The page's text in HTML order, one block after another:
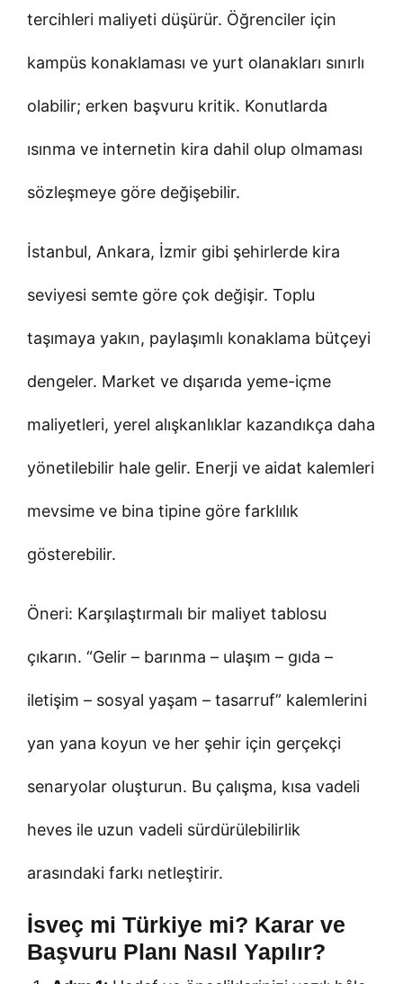
tercihleri maliyeti düşürür. Öğrenciler için
kampüs konaklaması ve yurt olanakları sınırlı
olabilir; erken başvuru kritik. Konutlarda
ısınma ve internetin kira dahil olup olmaması
sözleşmeye göre değişebilir.
İstanbul, Ankara, İzmir gibi şehirlerde kira
seviyesi semte göre çok değişir. Toplu
taşımaya yakın, paylaşımlı konaklama bütçeyi
dengeler. Market ve dışarıda yeme-içme
maliyetleri, yerel alışkanlıklar kazandıkça daha
yönetilebilir hale gelir. Enerji ve aidat kalemleri
mevsime ve bina tipine göre farklılık
gösterebilir.
Öneri: Karşılaştırmalı bir maliyet tablosu
çıkarın. “Gelir – barınma – ulaşım – gıda –
iletişim – sosyal yaşam – tasarruf” kalemlerini
yan yana koyun ve her şehir için gerçekçi
senaryolar oluşturun. Bu çalışma, kısa vadeli
heves ile uzun vadeli sürdürülebilirlik
arasındaki farkı netleştirir.
İsveç mi Türkiye mi? Karar ve
Başvuru Planı Nasıl Yapılır?